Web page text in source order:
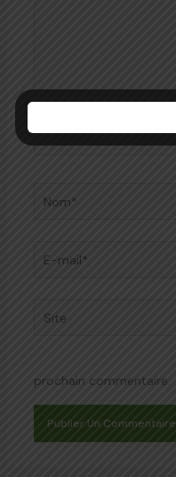
Nom*
E-
Site
prochain commentaire.